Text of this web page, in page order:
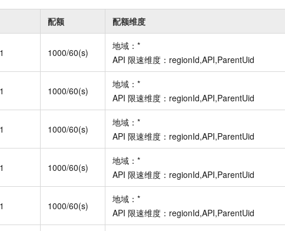
配额 配额维度
1000/60(s)
地域： *
API 限速维度： regionId,API,ParentUid
1000/60(s)
地域： *
API 限速维度： regionId,API,ParentUid
1000/60(s)
地域： *
API 限速维度： regionId,API,ParentUid
1000/60(s)
地域： *
API 限速维度： regionId,API,ParentUid
1000/60(s)
地域： *
API 限速维度： regionId,API,ParentUid
NEW
旗舰 MoE 大模型，百万上下文与顶尖推理能力
1M上下文，专为长程任务能力而生
HappyHorse-1.1-I2V
图生视频，流畅自然，细节丰富
Wan2.7-T2V
文戏情感细腻自然，动作戏激烈拳拳到肉，实现更强表演能力
Qoder HOT
万有无界
一站式AI开发、训练和推理服务
基于千问大模型等，支持代码智能生成、研发智能问答
提供一站式管理容器应用的 K8s 服务
自主进化，持久记忆，越用越聪明
Claude Code + GStack 打造工程团队
安装技能 GStack，拥有专属 AI 工程团队
Qwen3.8-Max 首发尝鲜，限时加量 10 倍，夜间低至2折
NEW
你的AI工作搭子，覆盖日常办公高频场景
送.CN域名，送备案服务码
夜间 5 折，Qwen/Meoo/TokenPlan 客户专享
0 代码专业建站，无忧落地极速上线
智能客服
OCR 文字识别
企业应用
财税管理
400电话
操作系统
Ubuntu
SUSE
建站小程序
定制建站
服务生态伙伴
企业成长
服务实践
创新中心
信息公告
官网公告
健康状态
客户案例
魔搭 ModelScope
云工开物
科研合作